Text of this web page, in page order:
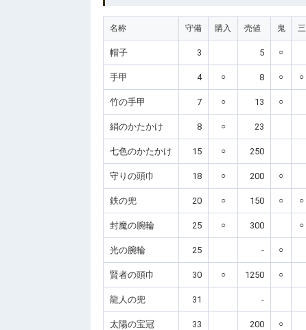
名称 守備 購入 売値 鬼 三
帽子 3 5 ○
手甲 4 ○ 8 ○ ○
竹の手甲 7 ○ 13 ○
絹のかたかけ 8 ○ 23
七色のかたかけ 15 ○ 250
守りの頭巾 18 ○ 200 ○
鉄の兜 20 ○ 150 ○ ○
封魔の腕輪 25 ○ 300 ○
光の腕輪 25 - ○
賢者の頭巾 30 ○ 1250 ○
龍人の兜 31 -
太陽の宝冠 33 200 ○